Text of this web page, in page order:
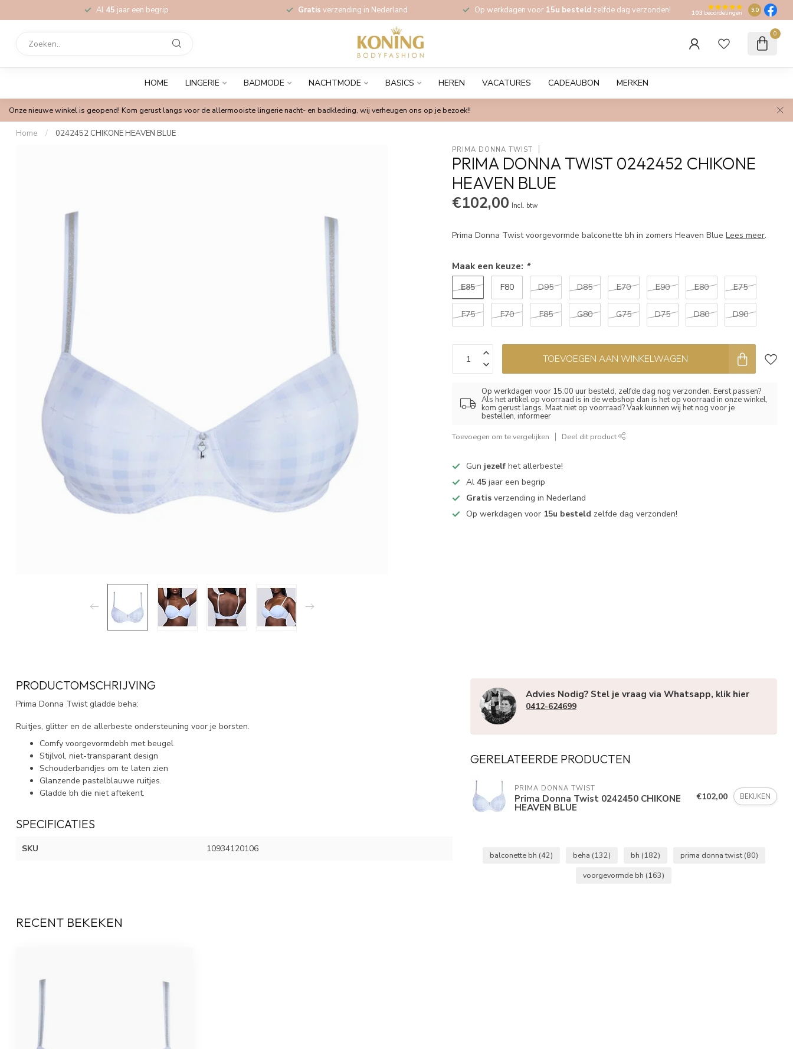
Al 45 jaar een begrip Gratis verzending in Nederland Op werkdagen voor 15u besteld zelfde dag verzonden! 103 beoordelingen 9.0
0
HOME LINGERIE BADMODE NACHTMODE BASICS HEREN VACATURES CADEAUBON MERKEN
Onze nieuwe winkel is geopend! Kom gerust langs voor de allermooiste lingerie nacht- en badkleding, wij verheugen ons op je bezoek!!
Home / 0242452 CHIKONE HEAVEN BLUE
PRIMA DONNA TWIST
PRIMA DONNA TWIST 0242452 CHIKONE
HEAVEN BLUE
€102,00 Incl. btw
Prima Donna Twist voorgevormde balconette bh in zomers Heaven BlueLees meer.
Maak een keuze: *
E85 F80 D95 D85 E70 E90 E80 E75
F75 F70 F85 G80 G75 D75 D80 D90
TOEVOEGEN AAN WINKELWAGEN
Op werkdagen voor 15:00 uur besteld, zelfde dag nog verzonden. Eerst passen?
Als het artikel op voorraad is in de webshop dan is het op voorraad in onze winkel,
kom gerust langs. Maat niet op voorraad? Vaak kunnen wij het nog voor je
bestellen, informeer
Toevoegen om te vergelijken Deel dit product
Gun jezelf het allerbeste!
Al45 jaar een begrip
Gratis verzending in Nederland
Op werkdagen voor 15u besteld zelfde dag verzonden!
PRODUCTOMSCHRIJVING
Prima Donna Twist gladde beha:
Ruitjes, glitter en de allerbeste ondersteuning voor je borsten.
Comfy voorgevormdebh met beugel
Stijlvol, niet-transparant design
Schouderbandjes om te laten zien
Glanzende pastelblauwe ruitjes.
Gladde bh die niet aftekent.
SPECIFICATIES
SKU 10934120106
Advies Nodig? Stel je vraag via Whatsapp, klik hier
0412-624699
GERELATEERDE PRODUCTEN
PRIMA DONNA TWIST
Prima Donna Twist 0242450 CHIKONE
HEAVEN BLUE
€102,00 BEKIJKEN
balconette bh (42) beha (132) bh (182) prima donna twist (80)
voorgevormde bh (163)
RECENT BEKEKEN